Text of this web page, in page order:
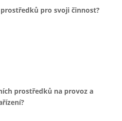
pro svoji činnost?
prostředků na provoz a